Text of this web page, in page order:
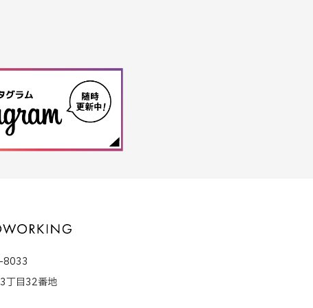
8033
丁目32番地